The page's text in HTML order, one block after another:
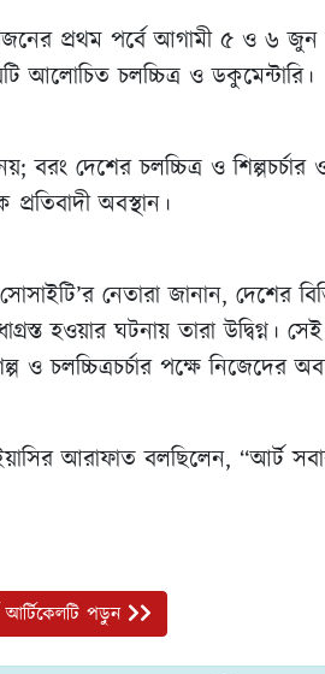
প্রথম পর্বে আগামী ৫ ও ৬
আলোচিত চলচ্চিত্র ও ডকুমেন্টারি।
দেশের চলচ্চিত্র ও শিল্পচর্চার
অবস্থান।
নেতারা জানান, দেশের
হওয়ার ঘটনায় তারা উদ্বিগ্ন। সেই
ও চলচ্চিত্রচর্চার পক্ষে নিজেদের
আরাফাত বলছিলেন, “আর্ট
আর্টিকেলটি পড়ুন